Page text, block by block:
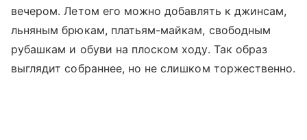
вечером. Летом его можно добавлять к джинсам,
льняным брюкам, платьям-майкам, свободным
рубашкам и обуви на плоском ходу. Так образ
выглядит собраннее, но не слишком торжественно.